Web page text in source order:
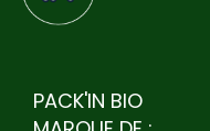
PACK'IN BIO